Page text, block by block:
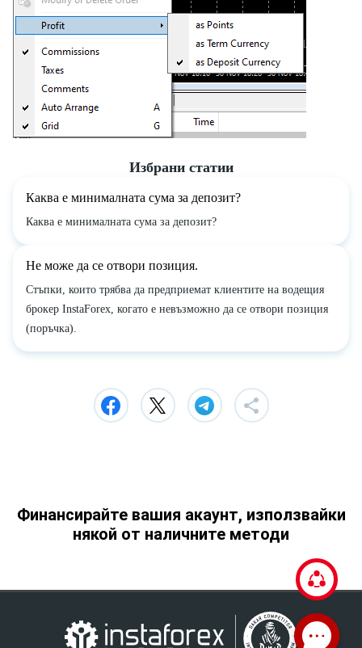
Избрани статии
Каква е минималната сума за депозит?
Каква е минималната сума за депозит?
Не може да се отвори позиция.
Стъпки, които трябва да предприемат клиентите на водещия
брокер InstaForex, когато е невъзможно да се отвори позиция
(поръчка).
Финансирайте вашия акаунт, използвайки
някой от наличните методи